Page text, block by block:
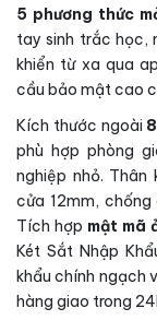
5 phương thức
tay sinh trắc học,
khiển từ xa qua
cầu bảo mật cao
Kích thước ngoài
phù hợp phòng
nghiệp nhỏ.
cửa 12mm,
Tích hợp mật mã
Két Sắt Nhập
khẩu chính ngạch
hàng giao trong